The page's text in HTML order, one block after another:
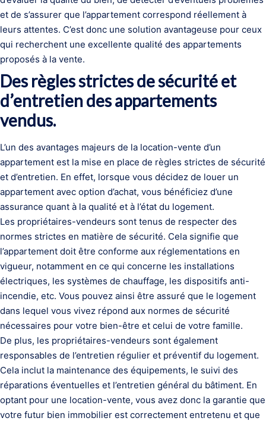
et de s’assurer que l’appartement correspond réellement à
leurs attentes. C’est donc une solution avantageuse pour ceux
qui recherchent une excellente qualité des appartements
proposés à la vente.
Des règles strictes de sécurité et
d’entretien des appartements
vendus.
L’un des avantages majeurs de la location-vente d’un
appartement est la mise en place de règles strictes de sécurité
et d’entretien. En effet, lorsque vous décidez de louer un
appartement avec option d’achat, vous bénéficiez d’une
assurance quant à la qualité et à l’état du logement.
Les propriétaires-vendeurs sont tenus de respecter des
normes strictes en matière de sécurité. Cela signifie que
l’appartement doit être conforme aux réglementations en
vigueur, notamment en ce qui concerne les installations
électriques, les systèmes de chauffage, les dispositifs anti-
incendie, etc. Vous pouvez ainsi être assuré que le logement
dans lequel vous vivez répond aux normes de sécurité
nécessaires pour votre bien-être et celui de votre famille.
De plus, les propriétaires-vendeurs sont également
responsables de l’entretien régulier et préventif du logement.
Cela inclut la maintenance des équipements, le suivi des
réparations éventuelles et l’entretien général du bâtiment. En
optant pour une location-vente, vous avez donc la garantie que
votre futur bien immobilier est correctement entretenu et que